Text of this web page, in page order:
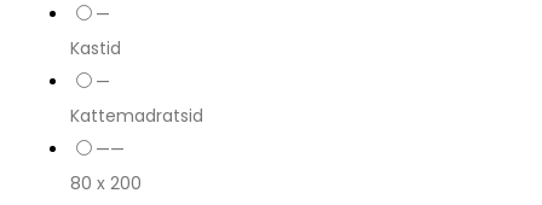
—
Kastid
—
Kattemadratsid
——
80 x 200